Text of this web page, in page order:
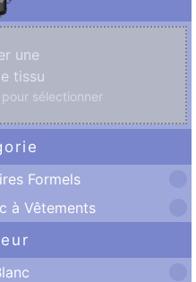
une
tissu
sélectionner
Formels
à Vêtements